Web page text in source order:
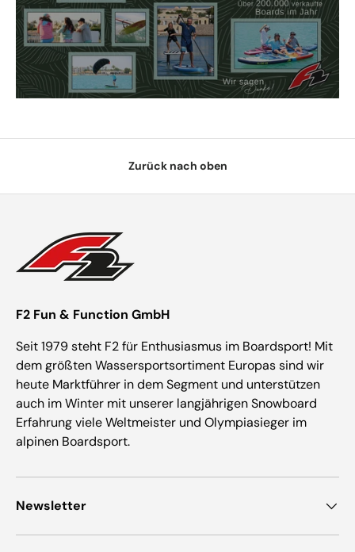
Zurück nach oben
F2 Fun & Function GmbH
Seit 1979 steht F2 für Enthusiasmus im Boardsport! Mit
dem größten Wassersportsortiment Europas sind wir
heute Marktführer in dem Segment und unterstützen
auch im Winter mit unserer langjährigen Snowboard
Erfahrung viele Weltmeister und Olympiasieger im
alpinen Boardsport.
Newsletter